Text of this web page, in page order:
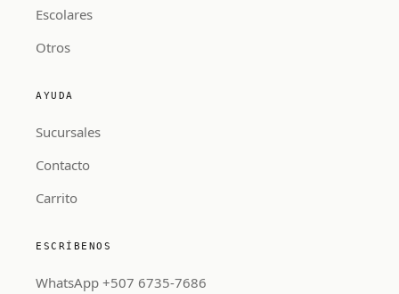
Escolares
Otros
AYUDA
Sucursales
Contacto
Carrito
ESCRÍBENOS
WhatsApp +507 6735-7686